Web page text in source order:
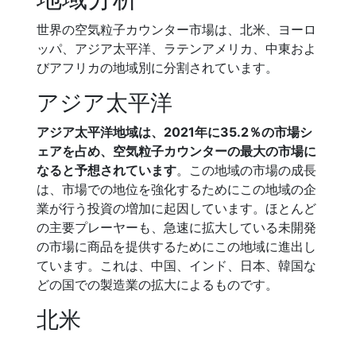
世界の空気粒子カウンター市場は、北米、ヨーロ
ッパ、アジア太平洋、ラテンアメリカ、中東およ
びアフリカの地域別に分割されています。
アジア太平洋
アジア太平洋地域は、2021年に35.2％の市場シ
ェアを占め、空気粒子カウンターの最大の市場に
なると予想されています。この地域の市場の成長
は、市場での地位を強化するためにこの地域の企
業が行う投資の増加に起因しています。ほとんど
の主要プレーヤーも、急速に拡大している未開発
の市場に商品を提供するためにこの地域に進出し
ています。これは、中国、インド、日本、韓国な
どの国での製造業の拡大によるものです。
北米